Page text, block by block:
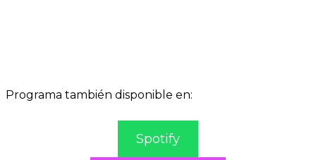
Programa también disponible en:
Spotify